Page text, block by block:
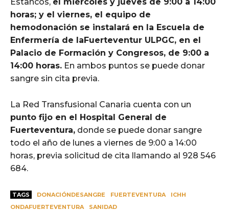
horas; y el viernes, el equipo de
hemodonación se instalará en la Escuela de
Enfermería de laFuerteventur ULPGC, en el
Palacio de Formación y Congresos, de 9:00 a
14:00 horas. En ambos puntos se puede donar
sangre sin cita previa.
La Red Transfusional Canaria cuenta con un
punto fijo en el Hospital General de
Fuerteventura, donde se puede donar sangre
todo el año de lunes a viernes de 9:00 a 14:00
horas, previa solicitud de cita llamando al 928 546
684.
TAGS DONACIÓNDESANGRE FUERTEVENTURA
ICHH
ONDAFUERTEVENTURA
SANIDAD